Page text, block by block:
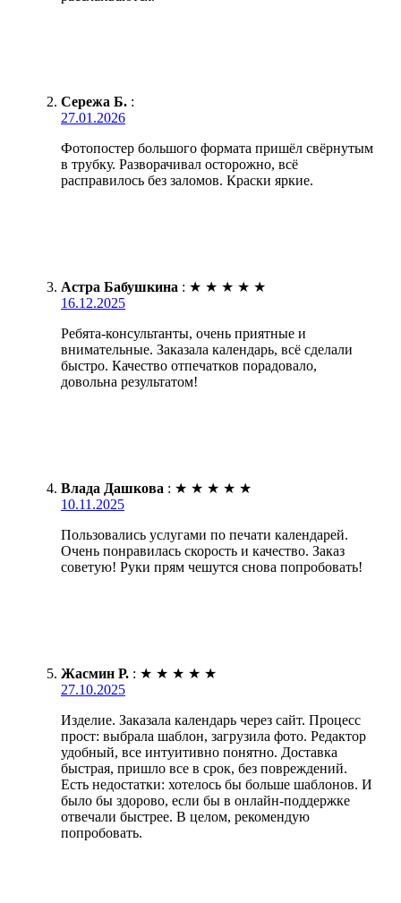
Сережа Б. :
27.01.2026
Фотопостер большого формата пришёл свёрнутым
в трубку. Разворачивал осторожно, всё
расправилось без заломов. Краски яркие.
Астра Бабушкина : ★ ★ ★ ★ ★
16.12.2025
Ребята-консультанты, очень приятные и
внимательные. Заказала календарь, всё сделали
быстро. Качество отпечатков порадовало,
довольна результатом!
Влада Дашкова : ★ ★ ★ ★ ★
10.11.2025
Пользовались услугами по печати календарей.
Очень понравилась скорость и качество. Заказ
советую! Руки прям чешутся снова попробовать!
Жасмин Р. : ★ ★ ★ ★ ★
27.10.2025
Изделие. Заказала календарь через сайт. Процесс
прост: выбрала шаблон, загрузила фото. Редактор
удобный, все интуитивно понятно. Доставка
быстрая, пришло все в срок, без повреждений.
Есть недостатки: хотелось бы больше шаблонов. И
было бы здорово, если бы в онлайн-поддержке
отвечали быстрее. В целом, рекомендую
попробовать.